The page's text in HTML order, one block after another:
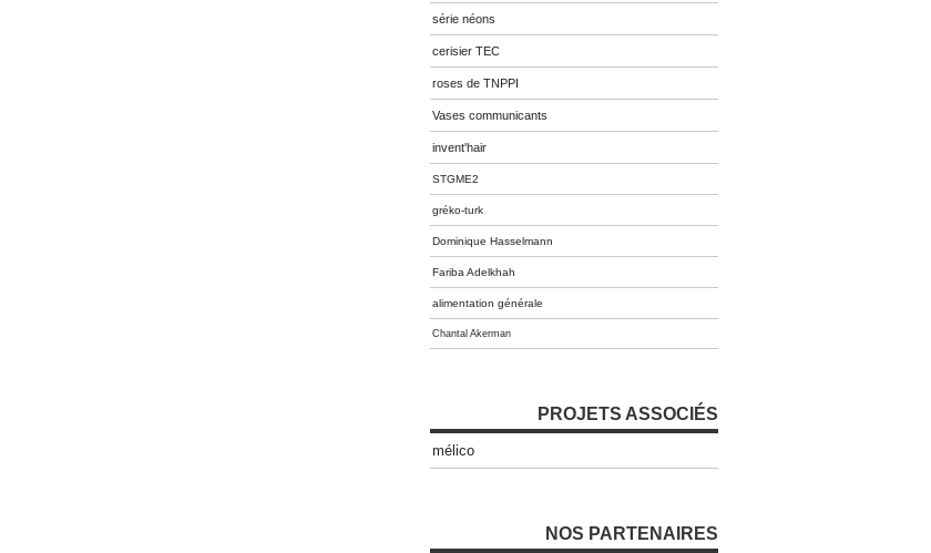
série néons
cerisier TEC
roses de TNPPI
Vases communicants
invent'hair
STGME2
gréko-turk
Dominique Hasselmann
Fariba Adelkhah
alimentation générale
Chantal Akerman
PROJETS ASSOCIÉS
mélico
NOS PARTENAIRES